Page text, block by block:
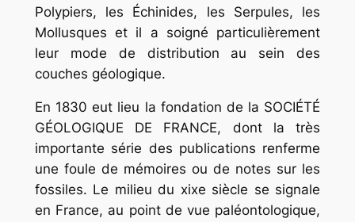
Polypiers, les Échinides, les Serpules, les
Mollusques et il a soigné particulièrement
leur mode de distribution au sein des
couches géologique.
En 1830 eut lieu la fondation de la SOCIÉTÉ
GÉOLOGIQUE DE FRANCE, dont la très
importante série des publications renferme
une foule de mémoires ou de notes sur les
fossiles. Le milieu du xixe siècle se signale
en France, au point de vue paléontologique,